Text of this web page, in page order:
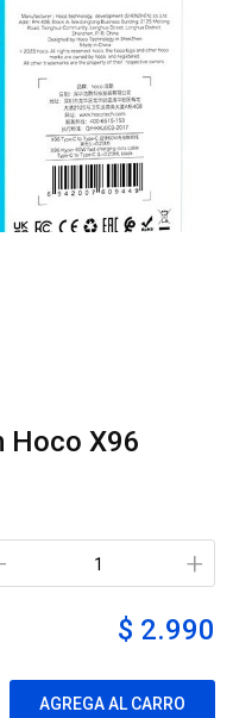
Hoco X96
+
-
$ 2.990
AGREGA AL CARRO